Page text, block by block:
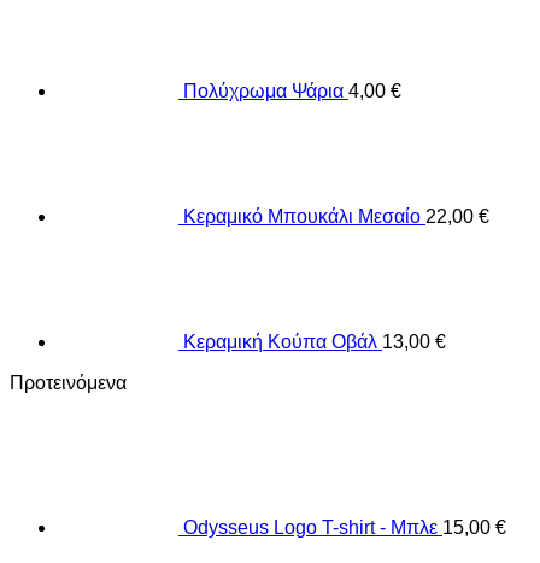
Πολύχρωμα Ψάρια 4,00 €
Κεραμικό Μπουκάλι Μεσαίο 22,00 €
Κεραμική Κούπα Οβάλ 13,00 €
Προτεινόμενα
Odysseus Logo T-shirt - Μπλε 15,00 €